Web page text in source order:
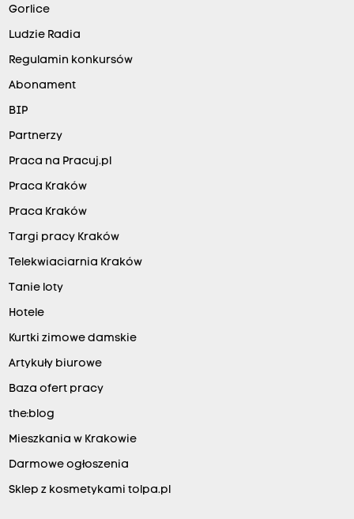
Gorlice
Ludzie Radia
Regulamin konkursów
Abonament
BIP
Partnerzy
Praca na Pracuj.pl
Praca Kraków
Praca Kraków
Targi pracy Kraków
Telekwiaciarnia Kraków
Tanie loty
Hotele
Kurtki zimowe damskie
Artykuły biurowe
Baza ofert pracy
the:blog
Mieszkania w Krakowie
Darmowe ogłoszenia
Sklep z kosmetykami tolpa.pl